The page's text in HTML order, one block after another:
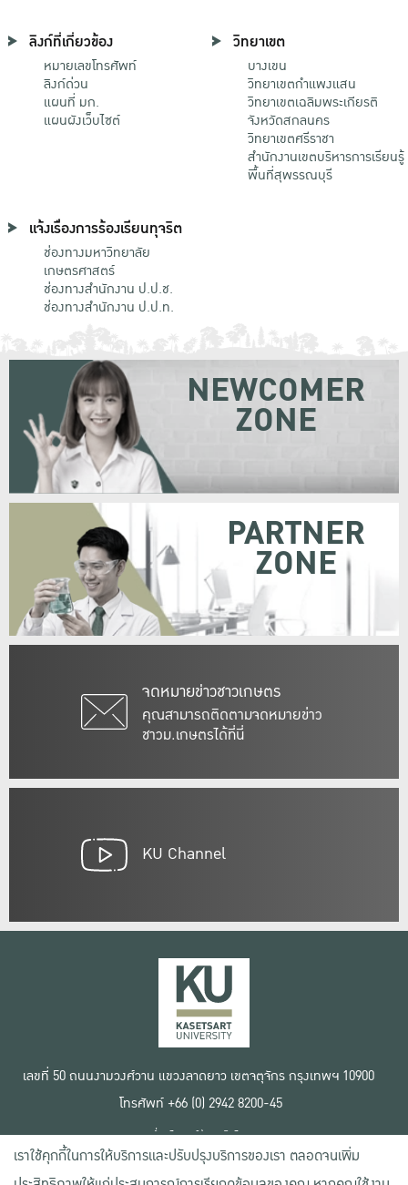
ลิงก์ที่เกี่ยวข้อง
หมายเลขโทรศัพท์
ลิงก์ด่วน
แผนที่ มก.
แผนผังเว็บไซต์
วิทยาเขต
บางเขน
วิทยาเขตกําแพงแสน
วิทยาเขตเฉลิมพระเกียรติ
จังหวัดสกลนคร
วิทยาเขตศรีราชา
สำนักงานเขตบริหารการเรียนรู้
พื้นที่สุพรรณบุรี
แจ้งเรื่องการร้องเรียนทุจริต
ช่องทางมหาวิทยาลัย
เกษตรศาสตร์
ช่องทางสำนักงาน ป.ป.ช.
ช่องทางสำนักงาน ป.ป.ท.
จดหมายข่าวชาวเกษตร
คุณสามารถติดตามจดหมายข่าว
ชาวม.เกษตรได้ที่นี่
NEWCOMER
ZONE
PARTNER
ZONE
KU Channel
เลขที่ 50 ถนนงามวงศ์วาน แขวงลาดยาว เขตจตุจักร กรุงเทพฯ 10900
โทรศัพท์ +66 (0) 2942 8200-45
เงื่อนไขการใช้งานเว็บไซต์
ข้อตกลงด้านสิทธิ์ใช้งาน
นโยบายความเป็นส่วนตัว
เราใช้คุกกี้ในการให้บริการและปรับปรุงบริการของเรา ตลอดจนเพิ่ม